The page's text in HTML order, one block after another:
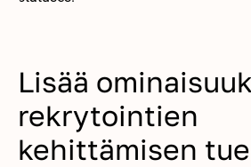
Lisää
rekrytointien
kehittämisen